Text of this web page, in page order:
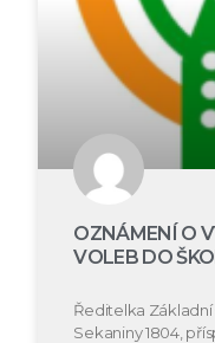
OZNÁMENÍ O
VOLEB DO
Ředitelka Základní
Sekaniny 1804,